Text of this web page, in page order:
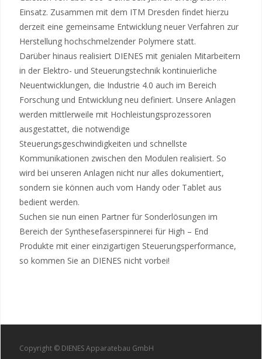
Einsatz. Zusammen mit dem ITM Dresden findet hierzu
derzeit eine gemeinsame Entwicklung neuer Verfahren zur
Herstellung hochschmelzender Polymere statt.
Darüber hinaus realisiert DIENES mit genialen Mitarbeitern
in der Elektro- und Steuerungstechnik kontinuierliche
Neuentwicklungen, die Industrie 4.0 auch im Bereich
Forschung und Entwicklung neu definiert. Unsere Anlagen
werden mittlerweile mit Hochleistungsprozessoren
ausgestattet, die notwendige
Steuerungsgeschwindigkeiten und schnellste
Kommunikationen zwischen den Modulen realisiert. So
wird bei unseren Anlagen nicht nur alles dokumentiert,
sondern sie können auch vom Handy oder Tablet aus
bedient werden.
Suchen sie nun einen Partner für Sonderlösungen im
Bereich der Synthesefaserspinnerei für High – End
Produkte mit einer einzigartigen Steuerungsperformance,
so kommen Sie an DIENES nicht vorbei!
Copyright © DIENES Apparatebau GmbH